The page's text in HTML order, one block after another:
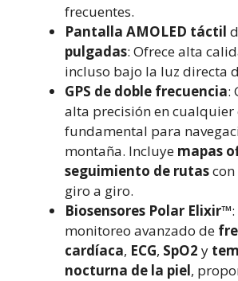
frecuentes.
Pantalla AMOLED táctil
pulgadas: Ofrece alta
incluso bajo la luz directa
GPS de doble frecuencia:
alta precisión en cualquier
fundamental para
montaña. Incluye mapas
seguimiento de rutas
giro a giro.
Biosensores Polar Elixir™
monitoreo avanzado de
cardíaca, ECG, SpO2 y
nocturna de la piel,